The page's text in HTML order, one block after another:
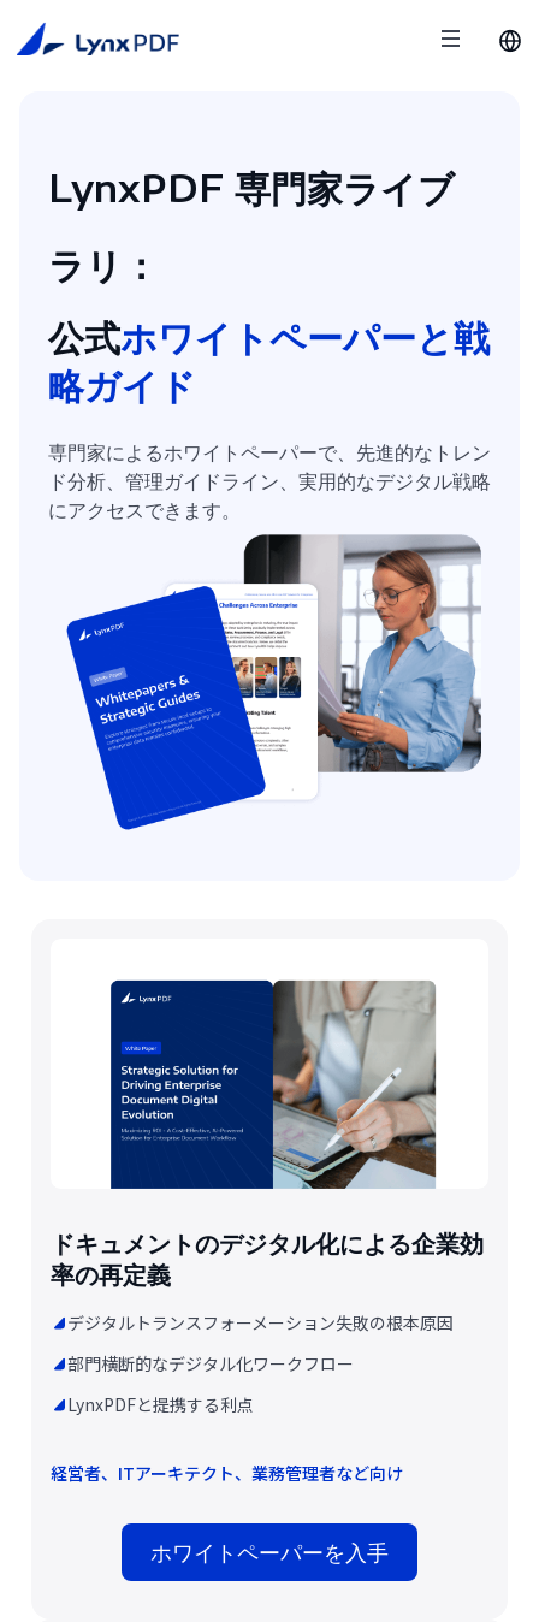
LynxPDF 専門家ライブ
ラリ：
公式ホワイトペーパーと戦
略ガイド
専門家によるホワイトペーパーで、先進的なトレン
ド分析、管理ガイドライン、実用的なデジタル戦略
にアクセスできます。
ドキュメントのデジタル化による企業効
率の再定義
デジタルトランスフォーメーション失敗の根本原因
部門横断的なデジタル化ワークフロー
LynxPDFと提携する利点
経営者、ITアーキテクト、業務管理者など向け
ホワイトペーパーを入手